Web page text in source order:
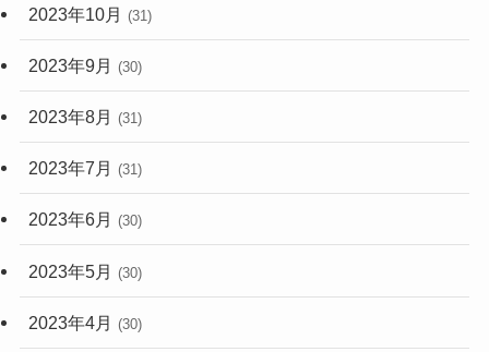
2023年10月 (31)
2023年9月 (30)
2023年8月 (31)
2023年7月 (31)
2023年6月 (30)
2023年5月 (30)
2023年4月 (30)